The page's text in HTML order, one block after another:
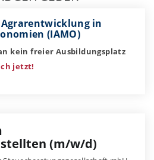
in
(IAMO)
kein freier Ausbildungsplatz
jetzt!
(m/w/d)